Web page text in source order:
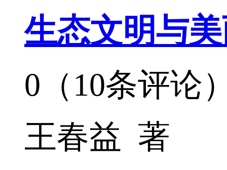
生态文明与
0（10条评论
王春益 著